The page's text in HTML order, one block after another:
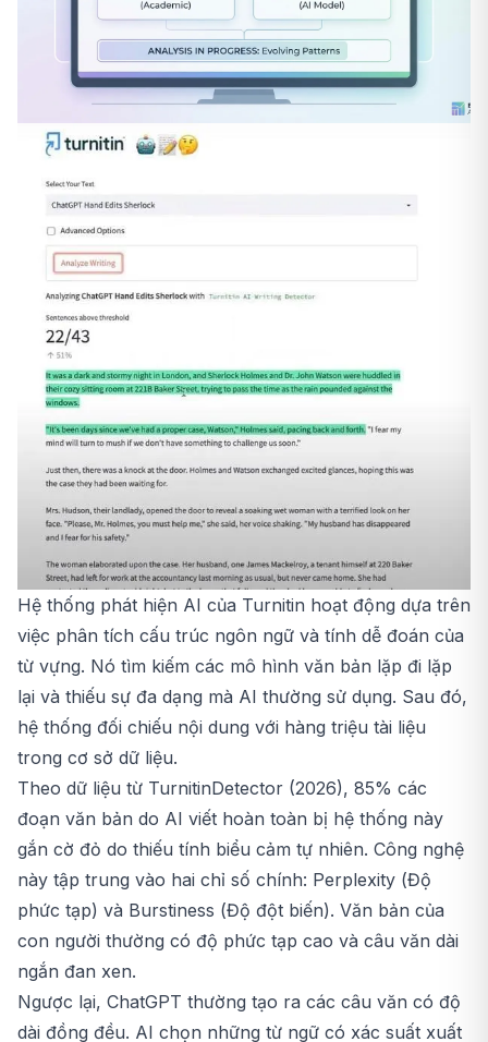
Hệ thống phát hiện AI của Turnitin hoạt động dựa trên
việc phân tích cấu trúc ngôn ngữ và tính dễ đoán của
từ vựng. Nó tìm kiếm các mô hình văn bản lặp đi lặp
lại và thiếu sự đa dạng mà AI thường sử dụng. Sau đó,
hệ thống đối chiếu nội dung với hàng triệu tài liệu
trong cơ sở dữ liệu.
Theo dữ liệu từ TurnitinDetector (2026), 85% các
đoạn văn bản do AI viết hoàn toàn bị hệ thống này
gắn cờ đỏ do thiếu tính biểu cảm tự nhiên. Công nghệ
này tập trung vào hai chỉ số chính: Perplexity (Độ
phức tạp) và Burstiness (Độ đột biến). Văn bản của
con người thường có độ phức tạp cao và câu văn dài
ngắn đan xen.
Ngược lại, ChatGPT thường tạo ra các câu văn có độ
dài đồng đều. AI chọn những từ ngữ có xác suất xuất